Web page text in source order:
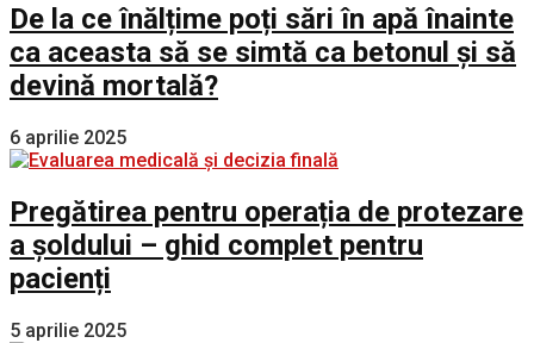
De la ce înălțime poți sări în apă înainte
ca aceasta să se simtă ca betonul și să
devină mortală?
6 aprilie 2025
Pregătirea pentru operația de protezare
a șoldului – ghid complet pentru
pacienți
5 aprilie 2025